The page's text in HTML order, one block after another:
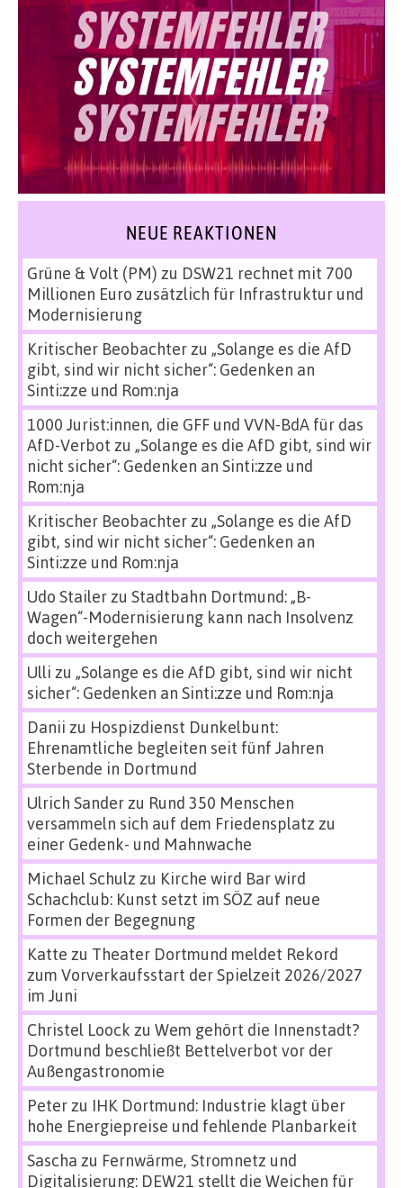
NEUE REAKTIONEN
Grüne & Volt (PM) zu DSW21 rechnet mit 700
Millionen Euro zusätzlich für Infrastruktur und
Modernisierung
Kritischer Beobachterzu „Solange es die AfD
gibt, sind wir nicht sicher“: Gedenken an
Sinti:zze und Rom:nja
1000 Jurist:innen, die GFF und VVN-BdA für das
AfD-Verbot zu „Solange es die AfD gibt, sind wir
nicht sicher“: Gedenken an Sinti:zze und
Rom:nja
Kritischer Beobachterzu „Solange es die AfD
gibt, sind wir nicht sicher“: Gedenken an
Sinti:zze und Rom:nja
Udo Stailerzu Stadtbahn Dortmund: „B-
Wagen“-Modernisierung kann nach Insolvenz
doch weitergehen
Ulli zu „Solange es die AfD gibt, sind wir nicht
sicher“: Gedenken an Sinti:zze und Rom:nja
Danii zu Hospizdienst Dunkelbunt:
Ehrenamtliche begleiten seit fünf Jahren
Sterbende in Dortmund
Ulrich Sanderzu Rund 350 Menschen
versammeln sich auf dem Friedensplatz zu
einer Gedenk- und Mahnwache
Michael Schulz zu Kirche wird Bar wird
Schachclub: Kunst setzt im SÖZ auf neue
Formen der Begegnung
Katte zu Theater Dortmund meldet Rekord
zum Vorverkaufsstart der Spielzeit 2026/2027
im Juni
Christel Loock zu Wem gehört die Innenstadt?
Dortmund beschließt Bettelverbot vor der
Außengastronomie
Peterzu IHK Dortmund: Industrie klagt über
hohe Energiepreise und fehlende Planbarkeit
Sascha zu Fernwärme, Stromnetz und
Digitalisierung: DEW21 stellt die Weichen für